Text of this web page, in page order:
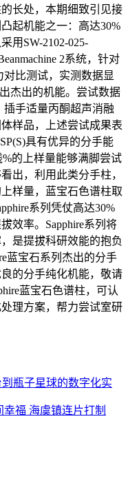
长处，本期细致引见接
起机能之一：高达30%
用SW-2102-025-
2系统，针对
比测试，实测数据显
杰出的机能。尝试数据
插手适量丙酮超声消融
样品，上述尝试成果表
具有优异的分手能
的上样量能够满脚尝试
出，利用此类分手柱，
样量，蓝宝石色谱柱取
系列凭仗高达30%
效率。Sapphire系列将
是提拔科研效能的抱负
蓝宝石系列杰出的分手
的分手纯化机能，敬请
蓝宝石色谱柱，可认
理方案，帮力尝试室研
瓶子星球的数字化实
福 海虞镇连片打制